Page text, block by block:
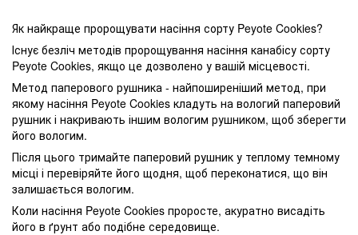
Як найкраще пророщувати насіння сорту Peyote Cookies?
Існує безліч методів пророщування насіння канабісу сорту
Peyote Cookies, якщо це дозволено у вашій місцевості.
Метод паперового рушника - найпоширеніший метод, при
якому насіння Peyote Cookies кладуть на вологий паперовий
рушник і накривають іншим вологим рушником, щоб зберегти
його вологим.
Після цього тримайте паперовий рушник у теплому темному
місці і перевіряйте його щодня, щоб переконатися, що він
залишається вологим.
Коли насіння Peyote Cookies проросте, акуратно висадіть
його в ґрунт або подібне середовище.